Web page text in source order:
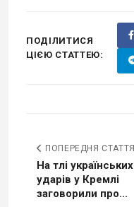
ПОДІЛИТИСЯ
ЦІЄЮ СТАТТЕЮ:
ПОПЕРЕДНЯ СТАТТЯ
На тлі українських
ударів у Кремлі
заговорили про...